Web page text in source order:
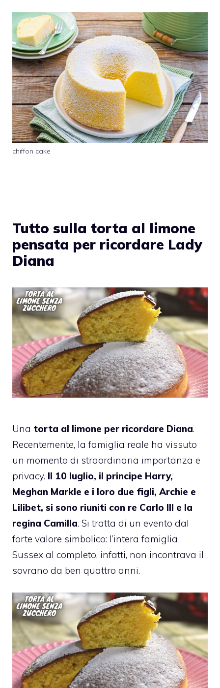
chiffon cake
Tutto sulla torta al limone
pensata per ricordare Lady
Diana
Una torta al limone per ricordare Diana.
Recentemente, la famiglia reale ha vissuto
un momento di straordinaria importanza e
privacy. Il 10 luglio, il principe Harry,
Meghan Markle e i loro due figli, Archie e
Lilibet, si sono riuniti con re Carlo III e la
regina Camilla. Si tratta di un evento dal
forte valore simbolico: l’intera famiglia
Sussex al completo, infatti, non incontrava il
sovrano da ben quattro anni.